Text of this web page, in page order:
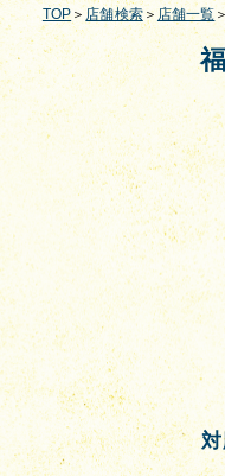
TOP ＞ 店舗検索＞ 店舗一覧